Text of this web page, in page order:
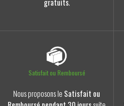
Satisfait ou Remboursé
Nous proposons le Satisfait ou